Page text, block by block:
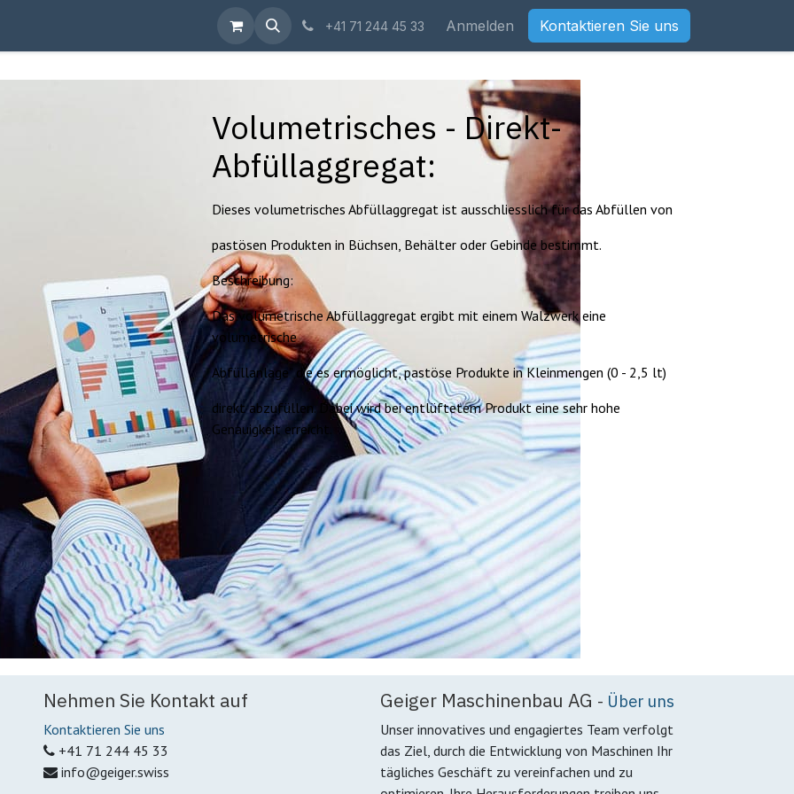
+41 71 244 45 33 Anmelden Kontaktieren Sie uns
Volumetrisches - Direkt-
Abfüllaggregat:
Dieses volumetrisches Abfüllaggregat ist ausschliesslich für das Abfüllen von
pastösen Produkten in Büchsen, Behälter oder Gebinde bestimmt.
Beschreibung:
Das volumetrische Abfüllaggregat ergibt mit einem Walzwerk eine
volumetrische
Abfüllanlage" die es ermöglicht, pastöse Produkte in Kleinmengen (0 - 2,5 lt)
direkt abzufüllen. Dabei wird bei entlüftetem Produkt eine sehr hohe
Genauigkeit erreicht.
Nehmen Sie Kontakt auf
Kontaktieren Sie uns
+41 71 244 45 33
info@geiger.swiss
Geiger Maschinenbau AG - Über uns
Unser innovatives und engagiertes Team verfolgt
das Ziel, durch die Entwicklung von Maschinen Ihr
tägliches Geschäft zu vereinfachen und zu